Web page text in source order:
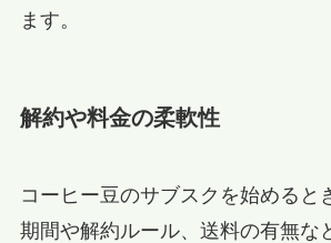
ます。
解約や料金の柔軟性
コーヒー豆のサブスクを始めると
期間や解約ルール、送料の有無な